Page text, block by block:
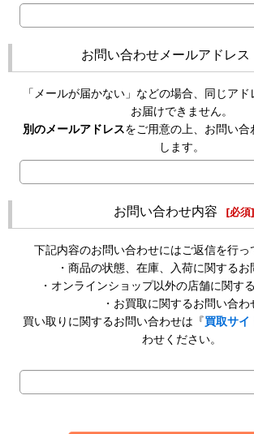
お問い合わせメールアドレス
「メールが届かない」などの場合、同じア
お届けできません。
別のメールアドレスをご用意の上、お問い
します。
お問い合わせ内容 [必須]
下記内容のお問い合わせにはご返信を行っ
・商品の状態、在庫、入荷に関する
・オンラインショップ以外の店舗に関す
・お買取に関するお問い合わ
買い取りに関するお問い合わせは『買取サイ
わせください。